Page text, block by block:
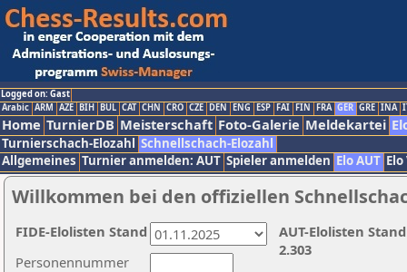
Logged on: Gast
Arabic ARM AZE BIH BUL CAT CHN CRO CZE DEN ENG ESP FAI FIN FRA GER GRE INA
Home TurnierDB Meisterschaft Foto-Galerie Meldekartei
Turnierschach-Elozahl Schnellschach-Elozahl
Allgemeines Turnier anmelden: AUT Spieler anmelden Elo AUT
Willkommen bei den offiziellen
Personennummer
AUT-Elolisten
2.303
FIDE-Elolisten Stand